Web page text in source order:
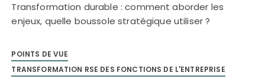
Transformation durable : comment aborder les
enjeux, quelle boussole stratégique utiliser ?
POINTS DE VUE
TRANSFORMATION RSE DES FONCTIONS DE L'ENTREPRISE